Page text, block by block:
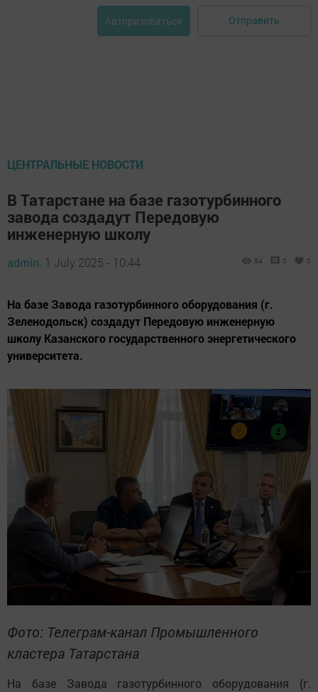
Авторизоваться Отправить
ЦЕНТРАЛЬНЫЕ НОВОСТИ
В Татарстане на базе газотурбинного
завода создадут Передовую
инженерную школу
admin, 1 July 2025 - 10:44 84 0 0
На базе Завода газотурбинного оборудования (г.
Зеленодольск) создадут Передовую инженерную
школу Казанского государственного энергетического
университета.
Фото: Телеграм-канал Промышленного
кластера Татарстана
На базе Завода газотурбинного оборудования (г.